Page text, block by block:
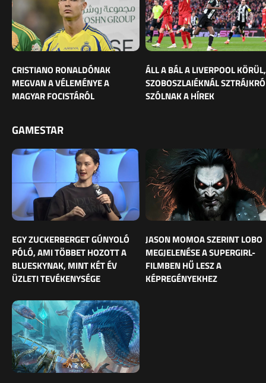
CRISTIANO RONALDÓNAK
MEGVAN A VÉLEMÉNYE A
MAGYAR FOCISTÁRÓL
ÁLL A BÁL A LIVERPOOL KÖRÜL,
SZOBOSZLAIÉKNÁL
SZÓLNAK A HÍREK
GAMESTAR
EGY ZUCKERBERGET GÚNYOLÓ
PÓLÓ, AMI TÖBBET HOZOTT A
BLUESKYNAK, MINT KÉT ÉV
ÜZLETI TEVÉKENYSÉGE
JASON MOMOA SZERINT LOBO
MEGJELENÉSE A SUPERGIRL-
FILMBEN HŰ LESZ A
KÉPREGÉNYEKHEZ